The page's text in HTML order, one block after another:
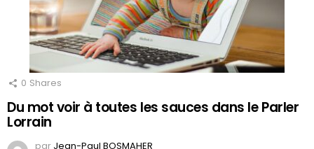
0 Shares
Du mot voir à toutes les sauces dans le Parler
Lorrain
par Jean-Paul BOSMAHER